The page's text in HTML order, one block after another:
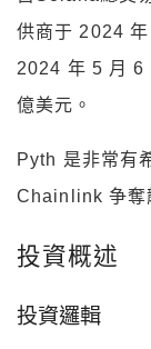
供商于 2024
2024 年 5 月 6
億美元。
Pyth 是非常有
Chainlink 争奪
投資概述
投資邏輯